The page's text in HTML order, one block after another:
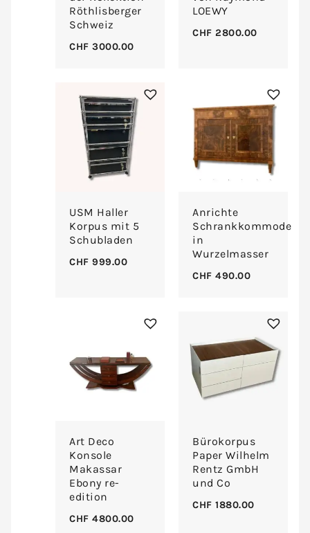
Röthlisberger
Schweiz
CHF 3000.00
LOEWY
CHF 2800.00
USM Haller
Korpus mit 5
Schubladen
CHF 999.00
Anrichte
Schrankkommode
in
Wurzelmasser
CHF 490.00
Art Deco
Konsole
Makassar
Ebony re-
edition
CHF 4800.00
Bürokorpus
Paper Wilhelm
Rentz GmbH
und Co
CHF 1880.00